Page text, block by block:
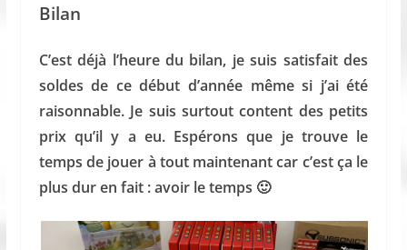
Bilan
C’est déjà l’heure du bilan, je suis satisfait des
soldes de ce début d’année même si j’ai été
raisonnable. Je suis surtout content des petits
prix qu’il y a eu. Espérons que je trouve le
temps de jouer à tout maintenant car c’est ça le
plus dur en fait : avoir le temps 🙂